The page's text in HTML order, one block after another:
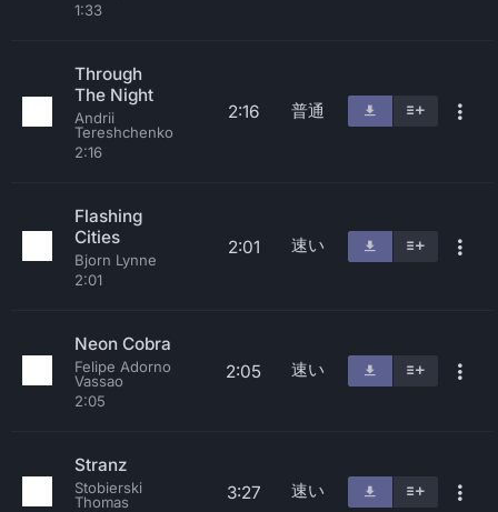
1:33
Through
The Night
Andrii
Tereshchenko
2:16
2:16 普通
Flashing
Cities
Bjorn Lynne
2:01
2:01 速い
Neon Cobra
Felipe Adorno
Vassao
2:05
2:05 速い
Stranz
Stobierski
Thomas
3:27 速い